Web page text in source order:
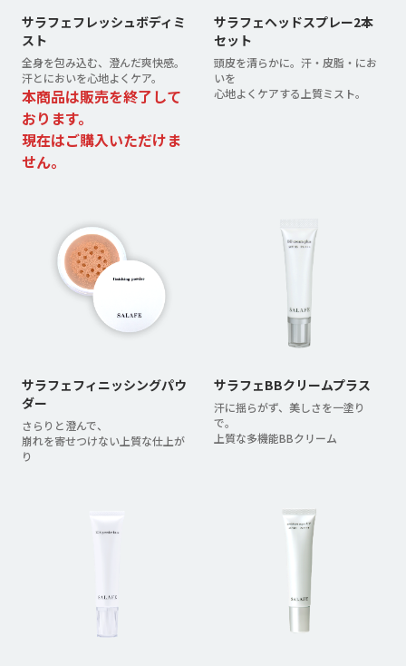
サラフェフレッシュボディミ
スト
全身を包み込む、澄んだ爽快感。
汗とにおいを心地よくケア。
本商品は販売を終了して
おります。
現在はご購入いただけま
せん。
サラフェヘッドスプレー2本
セット
頭皮を清らかに。汗・皮脂・にお
いを
心地よくケアする上質ミスト。
サラフェフィニッシングパウ
ダー
さらりと澄んで、
崩れを寄せつけない上質な仕上が
り
サラフェBBクリームプラス
汗に揺らがず、美しさを一塗り
で。
上質な多機能BBクリーム